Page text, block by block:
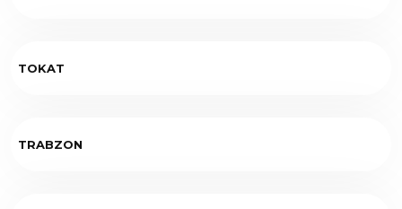
TOKAT
TRABZON